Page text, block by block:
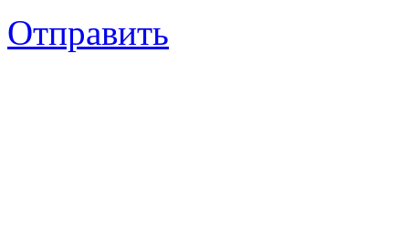
Отправить